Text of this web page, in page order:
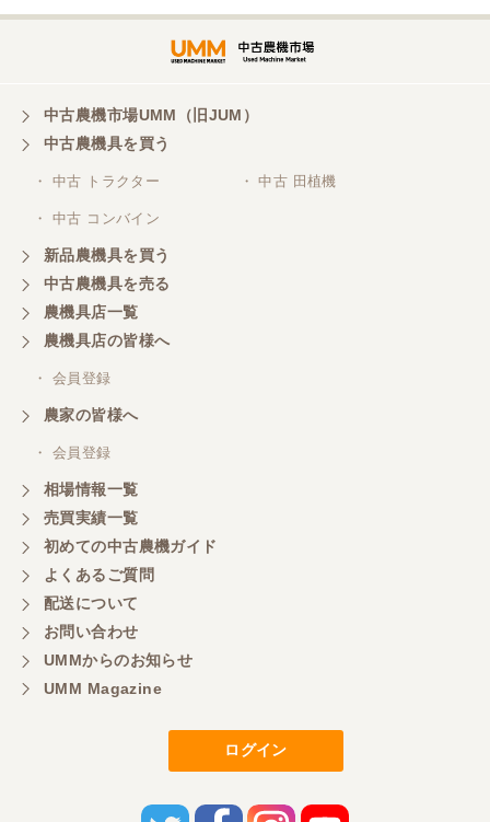
対応も、よくしてくれました、有難うございまし
三重県／山本
対応ありがとうございました。
三重県／山本
共立シュレッターを受け取りました。 状態は問題な
く、エンジンも調子がよさそうです。 ありがとうご
ざいました。
三重県／
嫌な顔をせずに一生懸命頑張ってくれる中山さんに
感謝しています。ここで3台買いましたが、これから
もよろしくお願いしたいです。
三重県／
初めてコンバインを買いに行ったのですが、とても
明るい方に担当していただき細かく説明して下さっ
てとても嬉しかったです。
担当さんの説明が丁寧で分かりやすく、急な要望に
も迅速に対応して頂き非常に助かりました。
中古農機市場UMM（旧JUM）
中古農機具を買う
・ 中古 トラクター ・ 中古 田植機
・ 中古 コンバイン
新品農機具を買う
中古農機具を売る
農機具店一覧
農機具店の皆様へ
・ 会員登録
農家の皆様へ
・ 会員登録
相場情報一覧
売買実績一覧
初めての中古農機ガイド
よくあるご質問
配送について
お問い合わせ
UMMからのお知らせ
UMM Magazine
ログイン